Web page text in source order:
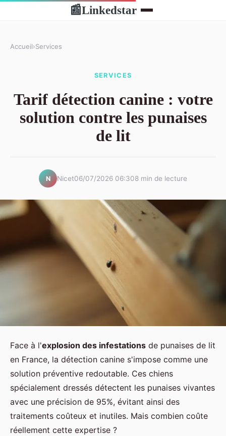
📰Linkedstar
Accueil›Services
SERVICES
Tarif détection canine : votre
solution contre les punaises
de lit
N Nicet06/07/2026 06:308 min de lecture
Face à l'explosion des infestations de punaises de lit
en France, la détection canine s'impose comme une
solution préventive redoutable. Ces chiens
spécialement dressés détectent les punaises vivantes
avec une précision de 95%, évitant ainsi des
traitements coûteux et inutiles. Mais combien coûte
réellement cette expertise ?